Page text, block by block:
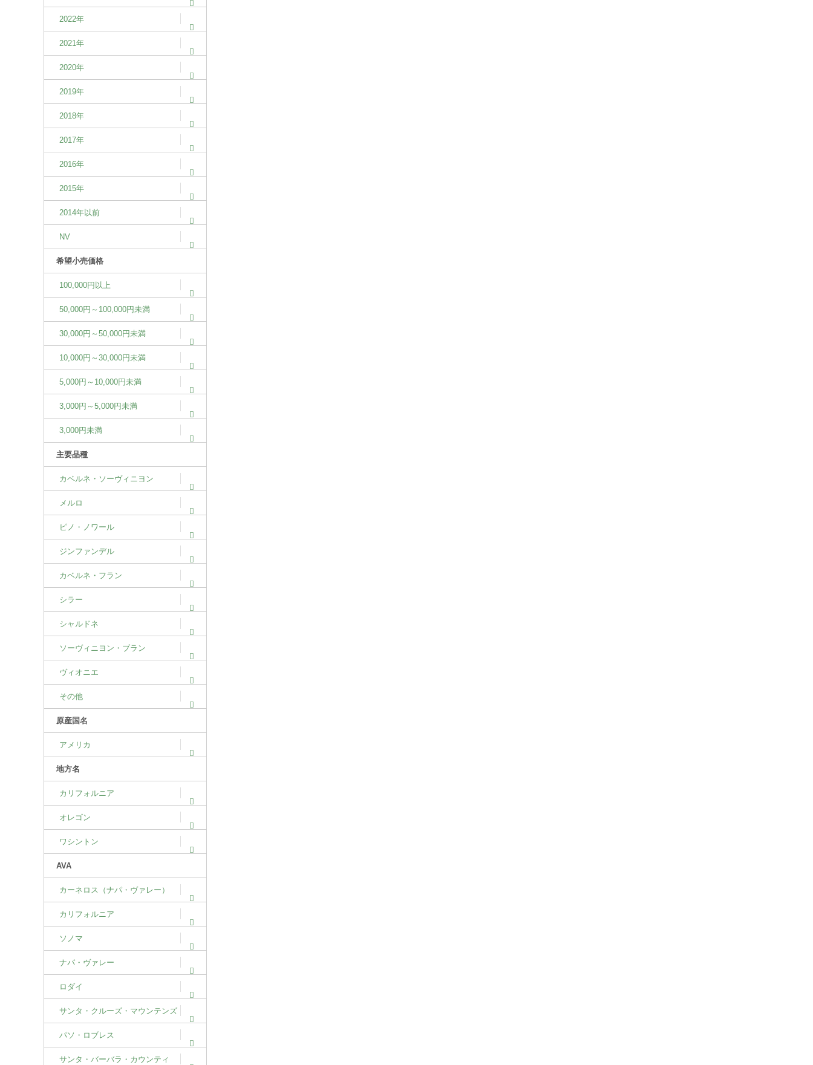
2022年
2021年
2020年
2019年
2018年
2017年
2016年
2015年
2014年以前
NV
希望小売価格
100,000円以上
50,000円～100,000円未満
30,000円～50,000円未満
10,000円～30,000円未満
5,000円～10,000円未満
3,000円～5,000円未満
3,000円未満
主要品種
カベルネ・ソーヴィニヨン
メルロ
ピノ・ノワール
ジンファンデル
カベルネ・フラン
シラー
シャルドネ
ソーヴィニヨン・ブラン
ヴィオニエ
その他
原産国名
アメリカ
地方名
カリフォルニア
オレゴン
ワシントン
AVA
カーネロス（ナパ・ヴァレー）
カリフォルニア
ソノマ
ナパ・ヴァレー
ロダイ
サンタ・クルーズ・マウンテンズ
パソ・ロブレス
サンタ・バーバラ・カウンティ